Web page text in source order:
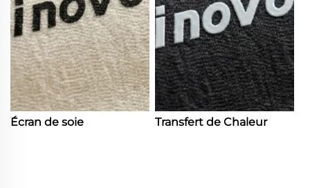
Écran de soie Transfert de Chaleur